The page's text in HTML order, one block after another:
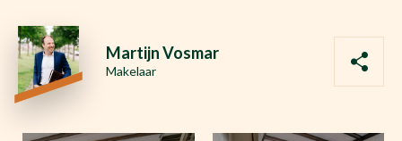
Martijn Vosmar
Makelaar